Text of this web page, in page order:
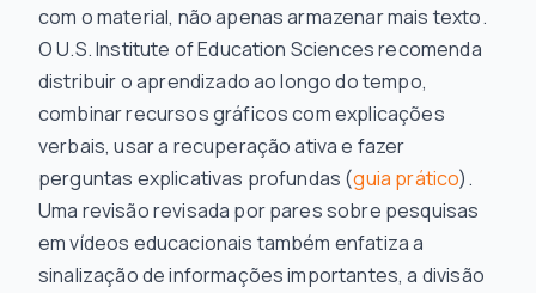
com o material, não apenas armazenar mais texto.
O U.S. Institute of Education Sciences recomenda
distribuir o aprendizado ao longo do tempo,
combinar recursos gráficos com explicações
verbais, usar a recuperação ativa e fazer
perguntas explicativas profundas (guia prático).
Uma revisão revisada por pares sobre pesquisas
em vídeos educacionais também enfatiza a
sinalização de informações importantes, a divisão